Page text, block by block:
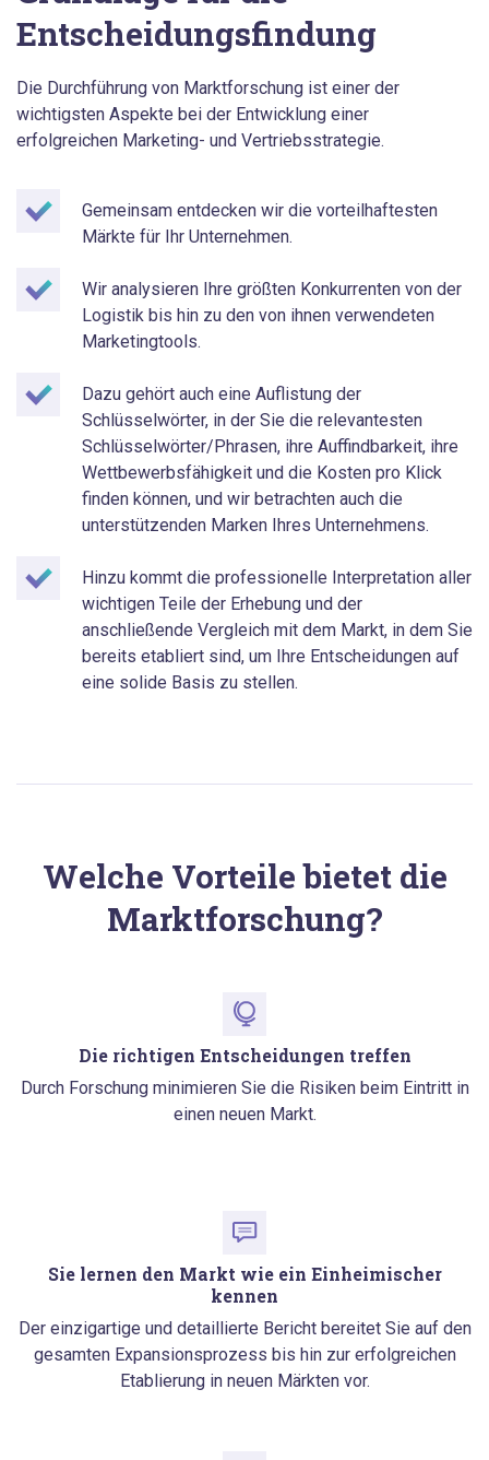
Entscheidungsfindung
Die Durchführung von Marktforschung ist einer der
wichtigsten Aspekte bei der Entwicklung einer
erfolgreichen Marketing- und Vertriebsstrategie.
Gemeinsam entdecken wir die vorteilhaftesten
Märkte für Ihr Unternehmen.
Wir analysieren Ihre größten Konkurrenten von der
Logistik bis hin zu den von ihnen verwendeten
Marketingtools.
Dazu gehört auch eine Auflistung der
Schlüsselwörter, in der Sie die relevantesten
Schlüsselwörter/Phrasen, ihre Auffindbarkeit, ihre
Wettbewerbsfähigkeit und die Kosten pro Klick
finden können, und wir betrachten auch die
unterstützenden Marken Ihres Unternehmens.
Hinzu kommt die professionelle Interpretation aller
wichtigen Teile der Erhebung und der
anschließende Vergleich mit dem Markt, in dem Sie
bereits etabliert sind, um Ihre Entscheidungen auf
eine solide Basis zu stellen.
Welche Vorteile bietet die
Marktforschung?
Die richtigen Entscheidungen treffen
Durch Forschung minimieren Sie die Risiken beim Eintritt in
einen neuen Markt.
Sie lernen den Markt wie ein Einheimischer
kennen
Der einzigartige und detaillierte Bericht bereitet Sie auf den
gesamten Expansionsprozess bis hin zur erfolgreichen
Etablierung in neuen Märkten vor.